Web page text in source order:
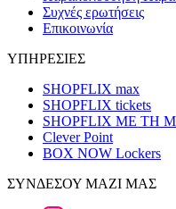
Συχνές ερωτήσεις
Επικοινωνία
ΥΠΗΡΕΣΙΕΣ
SHOPFLIX max
SHOPFLIX tickets
SHOPFLIX ΜΕ ΤΗ
Clever Point
BOX NOW Lockers
ΣΥΝΔΕΣΟΥ ΜΑΖΙ ΜΑΣ